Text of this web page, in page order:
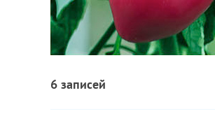
6 записей